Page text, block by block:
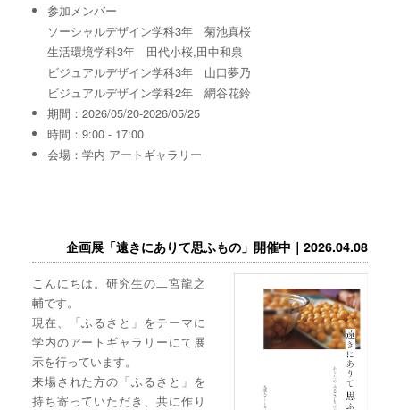
参加メンバー
ソーシャルデザイン学科3年 菊池真桜
生活環境学科3年 田代小桜,田中和泉
ビジュアルデザイン学科3年 山口夢乃
ビジュアルデザイン学科2年 網谷花鈴
期間：2026/05/20-2026/05/25
時間：9:00 - 17:00
会場：学内 アートギャラリー
企画展「遠きにありて思ふもの」開催中｜2026.04.08
こんにちは。研究生の二宮龍之
輔です。
現在、「ふるさと」をテーマに
学内のアートギャラリーにて展
示を行っています。
来場された方の「ふるさと」を
持ち寄っていただき、共に作り